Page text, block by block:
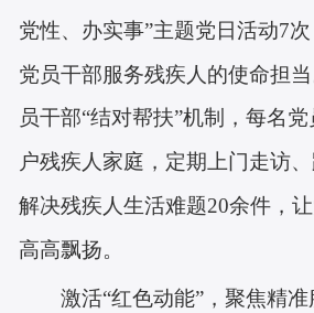
党性、办实事”主题党日活动7
党员干部服务残疾人的使命担当
员干部“结对帮扶”机制，每名
户残疾人家庭，定期上门走访
解决残疾人生活难题20余件，
高高飘扬。
激活“红色动能”，聚焦精准